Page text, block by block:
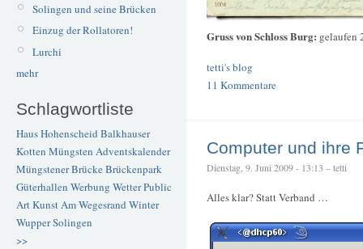
Solingen und seine Brücken
Einzug der Rollatoren!
Lurchi
mehr
Schlagwortliste
Haus Hohenscheid Balkhauser
Kotten Müngsten Adventskalender
Müngstener BrückeBrückenpark
Güterhallen Werbung WetterPublic
ArtKunstAm Wegesrand Winter
WupperSolingen
>>
Gruss von Schloss Burg: gelaufen
tetti's blog
11 Kommentare
Computer und ihre
Dienstag, 9. Juni 2009 - 13:13 – tetti
Alles klar? Statt Verband …